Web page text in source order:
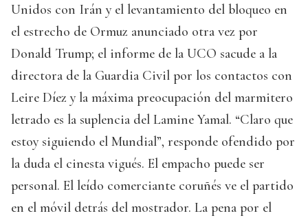
Unidos con Irán y el levantamiento del bloqueo en
el estrecho de Ormuz anunciado otra vez por
Donald Trump; el informe de la UCO sacude a la
directora de la Guardia Civil por los contactos con
Leire Díez y la máxima preocupación del marmitero
letrado es la suplencia del Lamine Yamal. “Claro que
estoy siguiendo el Mundial”, responde ofendido por
la duda el cinesta vigués. El empacho puede ser
personal. El leído comerciante coruñés ve el partido
en el móvil detrás del mostrador. La pena por el